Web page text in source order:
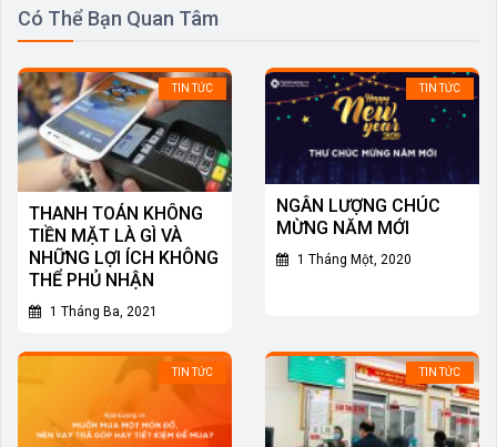
Có Thể Bạn Quan Tâm
TIN TỨC
THANH TOÁN KHÔNG
TIỀN MẶT LÀ GÌ VÀ
NHỮNG LỢI ÍCH KHÔNG
THỂ PHỦ NHẬN
1 Tháng Ba, 2021
TIN TỨC
NGÂN LƯỢNG CHÚC
MỪNG NĂM MỚI
1 Tháng Một, 2020
TIN TỨC TIN TỨC